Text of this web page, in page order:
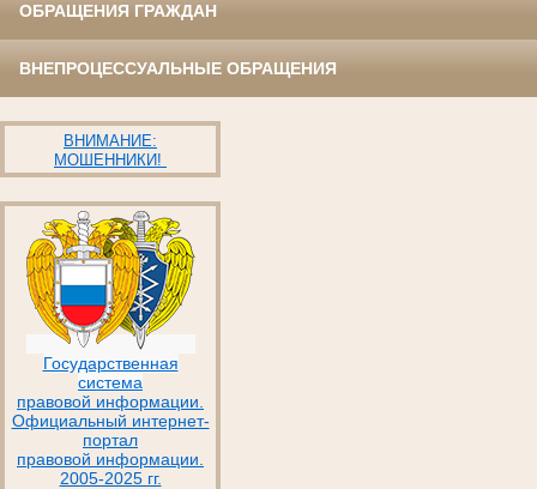
ОБРАЩЕНИЯ ГРАЖДАН
ВНЕПРОЦЕССУАЛЬНЫЕ ОБРАЩЕНИЯ
ВНИМАНИЕ:
МОШЕННИКИ!
Государственная
система
правовой информации.
Официальный интернет-
портал
правовой информации.
2005-2025 гг.